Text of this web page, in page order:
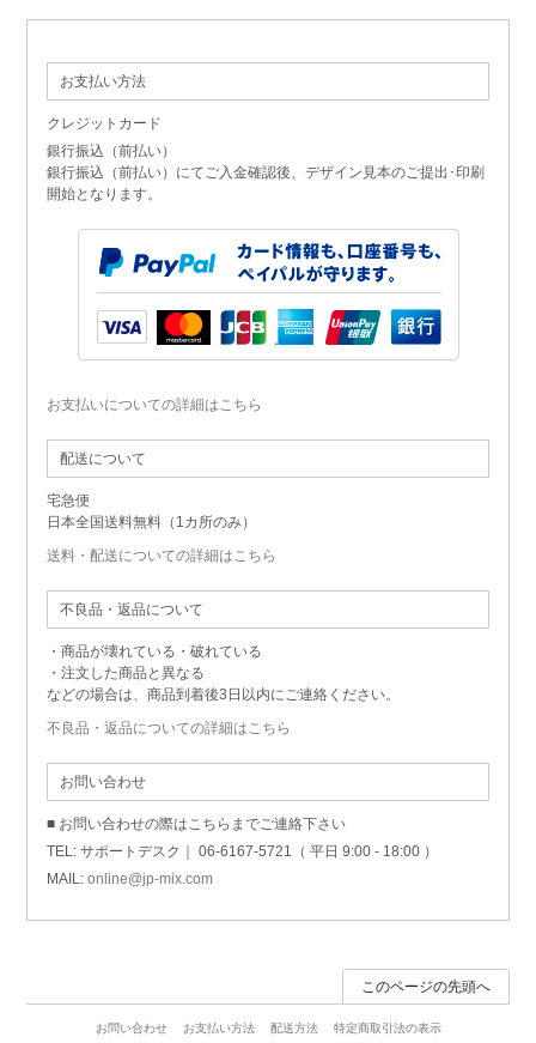
お支払い方法
クレジットカード
銀行振込（前払い）
銀行振込（前払い）にてご入金確認後、デザイン見本のご提出･印刷
開始となります。
お支払いについての詳細はこちら
配送について
宅急便
日本全国送料無料（1カ所のみ）
送料・配送についての詳細はこちら
不良品・返品について
・商品が壊れている・破れている
・注文した商品と異なる
などの場合は、商品到着後3日以内にご連絡ください。
不良品・返品についての詳細はこちら
お問い合わせ
■ お問い合わせの際はこちらまでご連絡下さい
TEL: サポートデスク｜ 06-6167-5721（ 平日 9:00 - 18:00 ）
MAIL: online@jp-mix.com
このページの先頭へ
お問い合わせ お支払い方法 配送方法
特定商取引法の表示